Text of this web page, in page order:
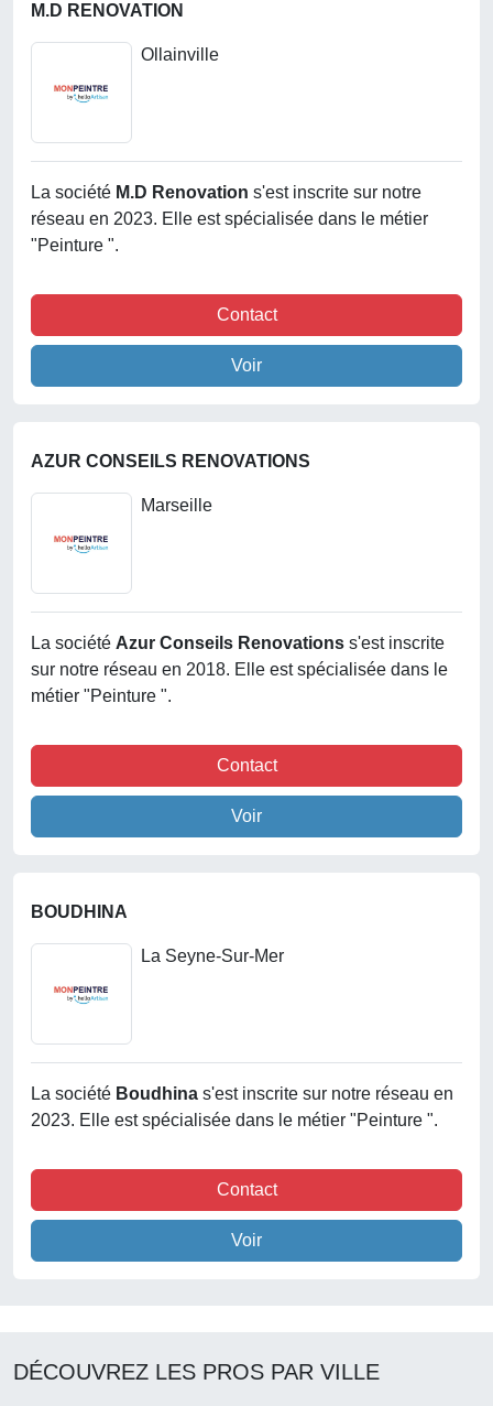
M.D RENOVATION
Ollainville
La société M.d Renovation s'est inscrite sur notre
réseau en 2023. Elle est spécialisée dans le métier
"Peinture ".
Contact
Voir
AZUR CONSEILS RENOVATIONS
Marseille
La société Azur Conseils Renovations s'est inscrite
sur notre réseau en 2018. Elle est spécialisée dans le
métier "Peinture ".
Contact
Voir
BOUDHINA
La Seyne-Sur-Mer
La société Boudhina s'est inscrite sur notre réseau en
2023. Elle est spécialisée dans le métier "Peinture ".
Contact
Voir
DÉCOUVREZ LES PROS PAR VILLE